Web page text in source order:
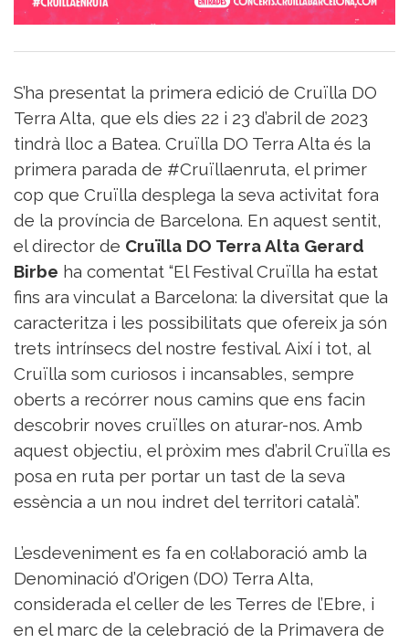
Sorteigs
S’ha presentat la primera edició de Cruïlla DO
Terra Alta, que els dies 22 i 23 d’abril de 2023
tindrà lloc a Batea. Cruïlla DO Terra Alta és la
primera parada de #Cruïllaenruta, el primer
cop que Cruïlla desplega la seva activitat fora
de la província de Barcelona. En aquest sentit,
el director de Cruïlla DO Terra Alta Gerard
Birbe ha comentat “El Festival Cruïlla ha estat
fins ara vinculat a Barcelona: la diversitat que la
caracteritza i les possibilitats que ofereix ja són
trets intrínsecs del nostre festival. Així i tot, al
Cruïlla som curiosos i incansables, sempre
oberts a recórrer nous camins que ens facin
descobrir noves cruïlles on aturar-nos. Amb
aquest objectiu, el pròxim mes d’abril Cruïlla es
posa en ruta per portar un tast de la seva
essència a un nou indret del territori català”.
L’esdeveniment es fa en col·laboració amb la
Denominació d’Origen (DO) Terra Alta,
considerada el celler de les Terres de l’Ebre, i
en el marc de la celebració de la Primavera de